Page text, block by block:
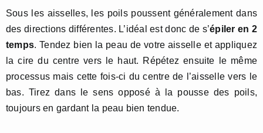
Sous les aisselles, les poils poussent généralement dans
des directions différentes. L’idéal est donc de s’épiler en 2
temps. Tendez bien la peau de votre aisselle et appliquez
la cire du centre vers le haut. Répétez ensuite le même
processus mais cette fois-ci du centre de l’aisselle vers le
bas. Tirez dans le sens opposé à la pousse des poils,
toujours en gardant la peau bien tendue.